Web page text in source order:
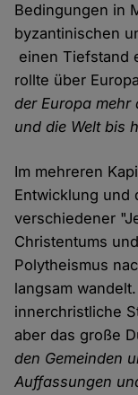
Bedingungen in
byzantinischen
einen Tiefstand
rollte über
der Europa
und die Welt bis
Im mehreren
Entwicklung und
verschiedener
Christentums
Polytheismus
langsam
innerchristliche
aber das große
den Gemeinden
Auffassungen